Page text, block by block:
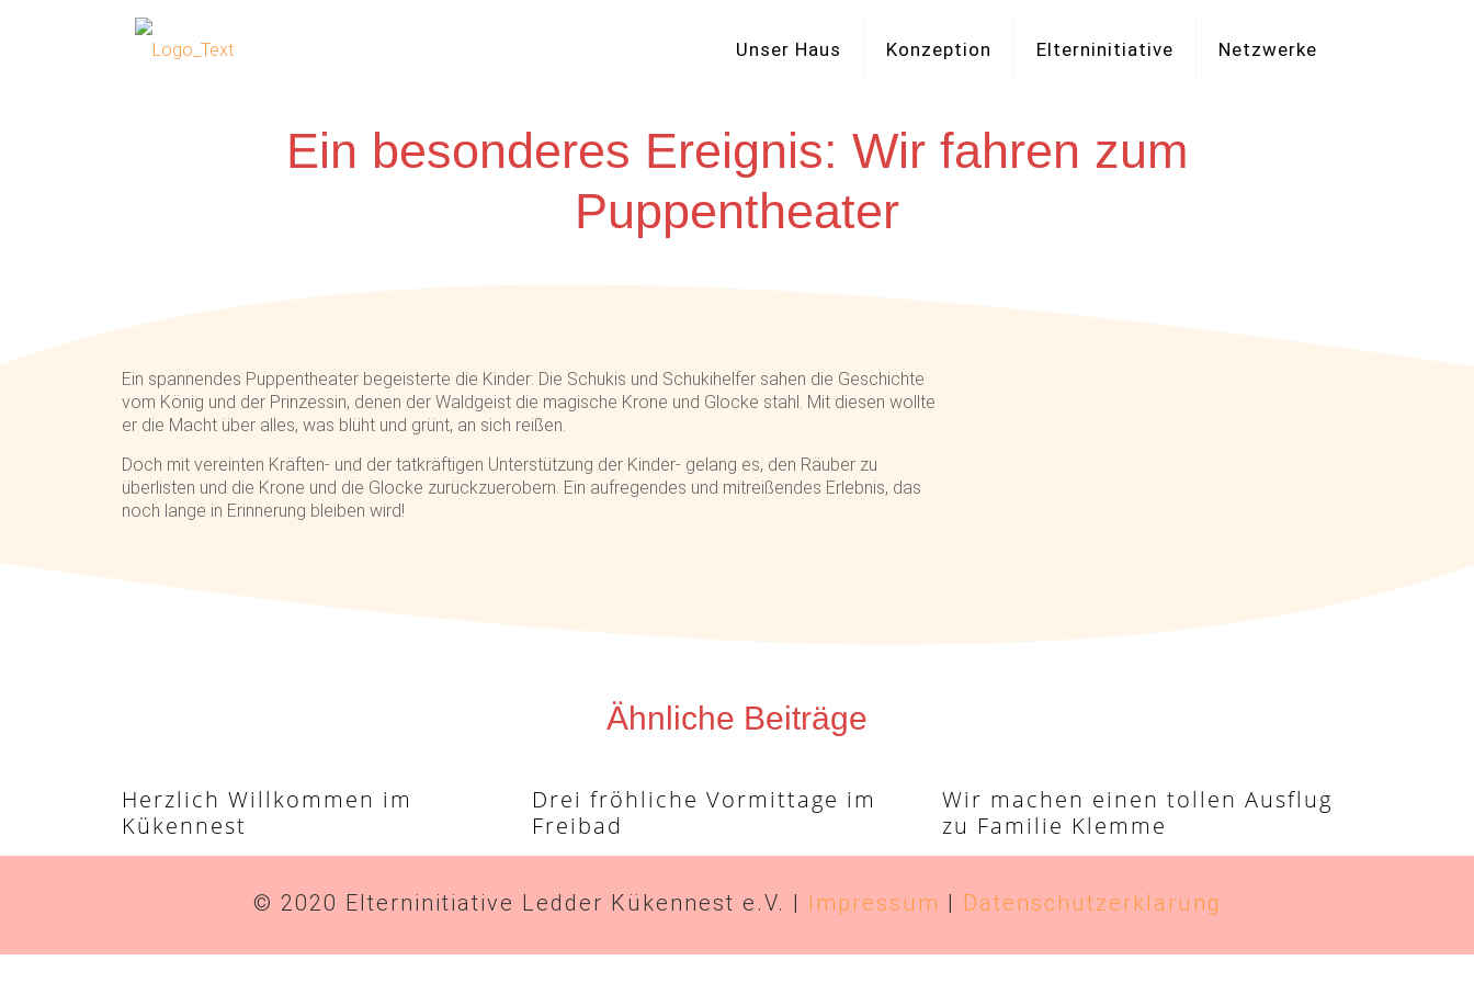
Unser Haus Konzeption Elterninitiative Netzwerke
Ein besonderes Ereignis: Wir fahren zum
Puppentheater
Ein spannendes Puppentheater begeisterte die Kinder: Die Schukis und Schukihelfer sahen die Geschichte
vom König und der Prinzessin, denen der Waldgeist die magische Krone und Glocke stahl. Mit diesen wollte
er die Macht über alles, was blüht und grünt, an sich reißen.
Doch mit vereinten Kräften- und der tatkräftigen Unterstützung der Kinder- gelang es, den Räuber zu
überlisten und die Krone und die Glocke zurückzuerobern. Ein aufregendes und mitreißendes Erlebnis, das
noch lange in Erinnerung bleiben wird!
Ähnliche Beiträge
Herzlich Willkommen im
Kükennest
Drei fröhliche Vormittage im
Freibad
Wir machen einen tollen Ausflug
zu Familie Klemme
© 2020 Elterninitiative Ledder Kükennest e.V. | Impressum | Datenschutzerklärung